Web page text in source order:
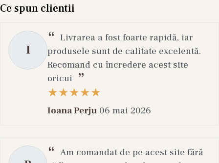
Ce spun clientii
I
Livrarea a fost foarte rapidă, iar
produsele sunt de calitate excelentă.
Recomand cu încredere acest site
oricui
Ioana Perju 06 mai 2026
Am comandat de pe acest site fără